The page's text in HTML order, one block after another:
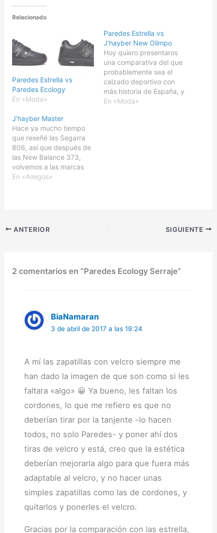
Relacionado
Paredes Estrella vs
Paredes Ecology
En «Moda»
Paredes Estrella vs
J’hayber New Olimpo
Hoy quiero presentaros
una comparativa del que
probablemente sea el
calzado deportivo con
más historia de España, y
que afortunadamente,
En «Moda»
J’hayber Master
Hace ya mucho tiempo
que reseñé las Segarra
806, así que después de
las New Balance 373,
volvemos a las marcas
de ropa deportiva
J'hayber. Poco después
En «Amigos»
ANTERIOR SIGUIENTE
2 comentarios en “Paredes Ecology Serraje”
BiaNamaran
3 de abril de 2017 a las 19:24
A mí las zapatillas con velcro siempre me
han dado la imagen de que son como si les
faltara «algo» 😀 Ya bueno, les faltan los
cordones, lo que me refiero es que no
deberían tirar por la tanjente -lo hacen
todos, no solo Paredes- y poner ahí dos
tiras de velcro y está, creo que la estética
deberían mejorarla algo para que fuera más
adaptable al velcro, y no hacer unas
simples zapatillas como las de cordones, y
quitarlos y ponerles el velcro.
Gracias por la comparación con las estrella,